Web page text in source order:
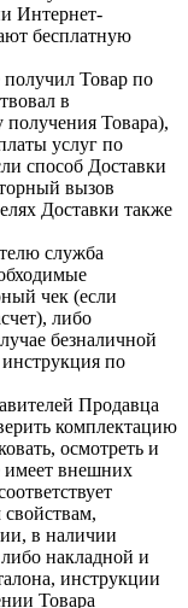
Интернет-
бесплатную
получил Товар по
в
получения Товара),
услуг по
способ Доставки
вызов
Доставки также
служба
чек (если
либо
безналичной
по
Продавца
комплектацию
осмотреть и
имеет внешних
в наличии
накладной и
инструкции
Товара